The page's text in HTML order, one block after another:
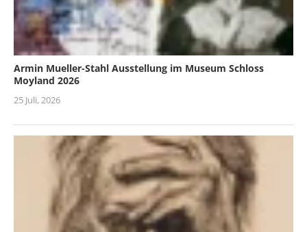
Armin Mueller-Stahl Ausstellung im Museum Schloss
Moyland 2026
25 Juli, 2026